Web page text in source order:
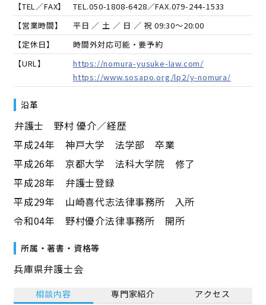
【TEL／FAX】
TEL.050-1808-6428／FAX.079-244-1533
【営業時間】
平日 ／ 土 ／ 日 ／ 祝 09:30～20:00
【定休日】
時間外対応可能・要予約
【URL】
https://nomura-yusuke-law.com/
https://www.sosapo.org/lp2/y-nomura/
沿革
――弁護士 野村 優介／経歴――
平成24年 神戸大学 法学部 卒業
平成26年 京都大学 法科大学院 修了
平成28年 弁護士登録
平成29年 山崎喜代志法律事務所 入所
令和04年 野村優介法律事務所 開所
所属・著書・資格等
兵庫県弁護士会
相談内容 専門家紹介 アクセス